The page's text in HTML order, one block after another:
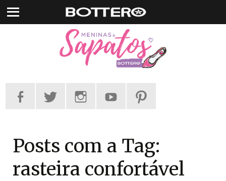
Pular
para
Posts com a Tag:
rasteira confortável